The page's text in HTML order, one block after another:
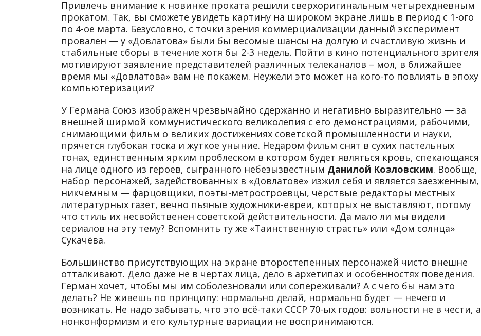
Привлечь внимание к новинке проката решили сверхоригинальным четырехдневным
прокатом. Так, вы сможете увидеть картину на широком экране лишь в период с 1-ого
по 4-ое марта. Безусловно, с точки зрения коммерциализации данный эксперимент
провален — у «Довлатова» были бы весомые шансы на долгую и счастливую жизнь и
стабильные сборы в течение хотя бы 2-3 недель. Пойти в кино потенциального зрителя
мотивируют заявление представителей различных телеканалов – мол, в ближайшее
время мы «Довлатова» вам не покажем. Неужели это может на кого-то повлиять в эпоху
компьютеризации?
У Германа Союз изображён чрезвычайно сдержанно и негативно выразительно — за
внешней ширмой коммунистического великолепия с его демонстрациями, рабочими,
снимающими фильм о великих достижениях советской промышленности и науки,
прячется глубокая тоска и жуткое уныние. Недаром фильм снят в сухих пастельных
тонах, единственным ярким проблеском в котором будет являться кровь, спекающаяся
на лице одного из героев, сыгранного небезызвестным Данилой Козловским. Вообще,
набор персонажей, задействованных в «Довлатове» изжил себя и является заезженным,
никчемным — фарцовщики, поэты-метростроевцы, чёрствые редакторы местных
литературных газет, вечно пьяные художники-евреи, которых не выставляют, потому
что стиль их несвойственен советской действительности. Да мало ли мы видели
сериалов на эту тему? Вспомнить ту же «Таинственную страсть» или «Дом солнца»
Сукачёва.
Большинство присутствующих на экране второстепенных персонажей чисто внешне
отталкивают. Дело даже не в чертах лица, дело в архетипах и особенностях поведения.
Герман хочет, чтобы мы им соболезновали или сопереживали? А с чего бы нам это
делать? Не живешь по принципу: нормально делай, нормально будет — нечего и
возникать. Не надо забывать, что это всё-таки СССР 70-ых годов: вольности не в чести, а
нонконформизм и его культурные вариации не воспринимаются.